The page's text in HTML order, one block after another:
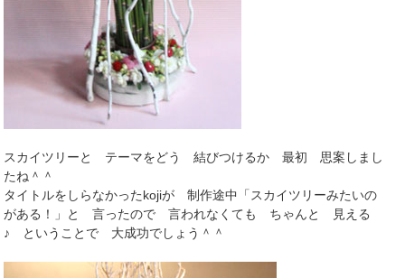
スカイツリーと テーマをどう 結びつけるか 最初 思案しまし
たね＾＾
タイトルをしらなかったkojiが 制作途中「スカイツリーみたいの
がある！」と 言ったので 言われなくても ちゃんと 見える
♪ ということで 大成功でしょう＾＾